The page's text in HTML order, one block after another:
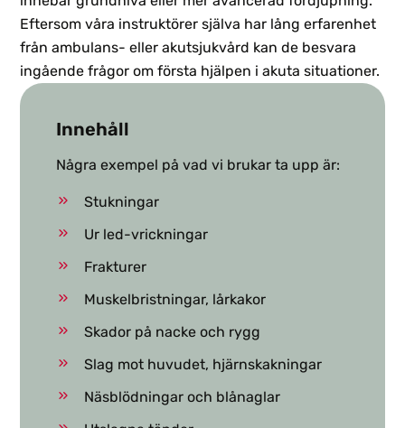
Eftersom våra instruktörer själva har lång erfarenhet
från ambulans- eller akutsjukvård kan de besvara
ingående frågor om första hjälpen i akuta situationer.
Innehåll
Några exempel på vad vi brukar ta upp är:
Stukningar
Ur led-vrickningar
Frakturer
Muskelbristningar, lårkakor
Skador på nacke och rygg
Slag mot huvudet, hjärnskakningar
Näsblödningar och blånaglar